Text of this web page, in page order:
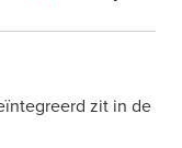
zit in de